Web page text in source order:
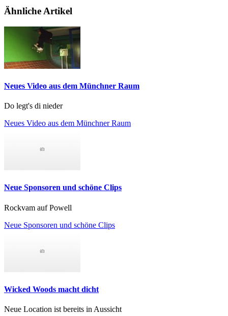
Ähnliche Artikel
Neues Video aus dem Münchner Raum
Do legt's di nieder
Neues Video aus dem Münchner Raum
Neue Sponsoren und schöne Clips
Rockvam auf Powell
Neue Sponsoren und schöne Clips
Wicked Woods macht dicht
Neue Location ist bereits in Aussicht